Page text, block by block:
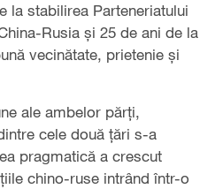
la stabilirea Parteneriatului
Rusia și 25 de ani de la
vecinătate, prietenie și
ale ambelor părți,
cele două țări s-a
pragmatică a crescut
chino-ruse intrând într-o